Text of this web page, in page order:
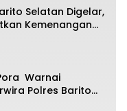
Selatan Digelar,
Kemenangan
Warnai
Polres Barito
Pensiun